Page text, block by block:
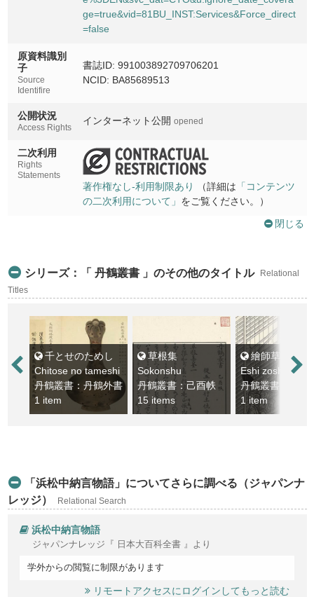
ge=true&vid=81BU_INST:Services&Force_direct
=false
原資料識別
子
Source
Identifire
書誌ID: 991003892709706201
NCID: BA85689513
公開状況
Access Rights
インターネット公開 opened
二次利用
Rights
Statements
著作権なし-利用制限あり （詳細は 「コンテンツ
の二次利用について」 をご覧ください。）
閉じる
シリーズ：「 丹鶴叢書 」のその他のタイトル
Relational
Titles
千とせのためし
Chitose no tameshi
丹鶴叢書：丹鶴外書
1 item
草根集
Sokonshu
丹鶴叢書：己酉帙
15 items
繪師草紙
Eshi zoshi
丹鶴叢書：己酉
1 item
「浜松中納言物語」についてさらに調べる（ジャパンナ
レッジ）
Relational Search
浜松中納言物語
ジャパンナレッジ『 日本大百科全書 』より
学外からの閲覧に制限があります
リモートアクセスにログインしてもっと読む